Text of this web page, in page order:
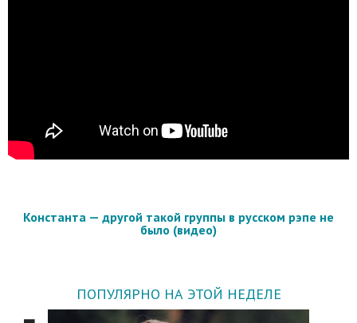
Константа — другой такой группы в русском рэпе не
было (видео)
ПОПУЛЯРНО НА ЭТОЙ НЕДЕЛЕ